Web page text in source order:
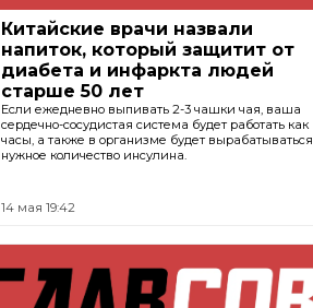
Китайские врачи назвали
напиток, который защитит от
диабета и инфаркта людей
старше 50 лет
Если ежедневно выпивать 2-3 чашки чая, ваша
сердечно-сосудистая система будет работать как
часы, а также в организме будет вырабатываться
нужное количество инсулина.
14 мая 19:42